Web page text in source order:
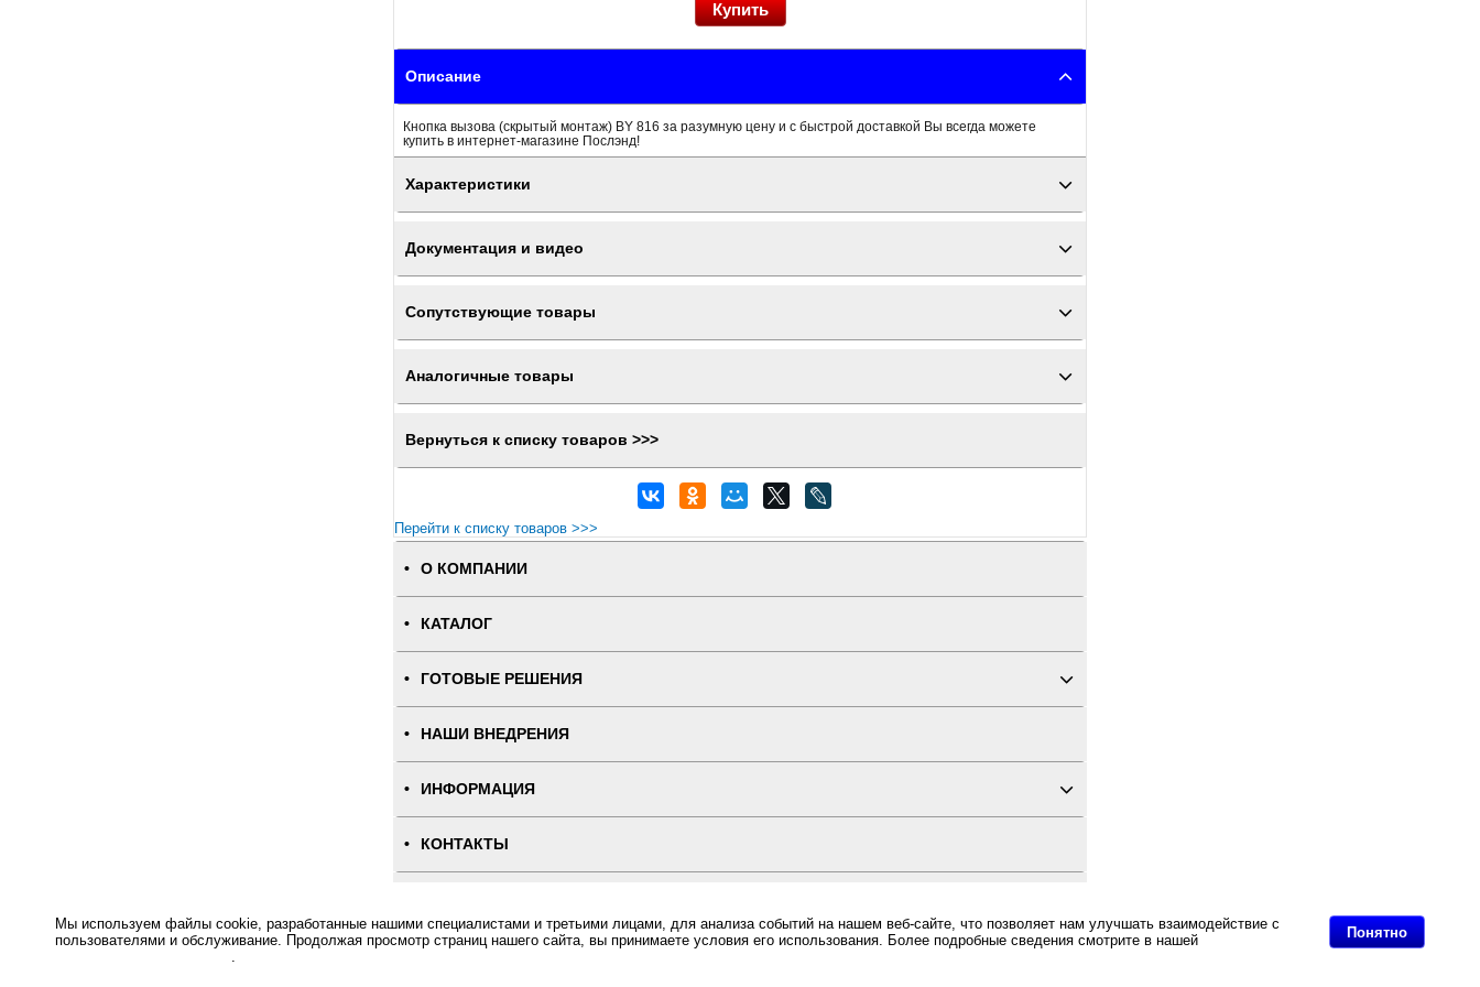
Понятно
Мы используем файлы cookie, разработанные нашими специалистами и третьими лицами, для анализа событий на нашем веб-сайте, что позволяет нам улучшать взаимодействие с
пользователями и обслуживание. Продолжая просмотр страниц нашего сайта, вы принимаете условия его использования. Более подробные сведения смотрите в нашей
.
Описание
Кнопка вызова (скрытый монтаж) BY 816 за разумную цену и с быстрой доставкой Вы всегда можете
купить в интернет-магазине Послэнд!
Характеристики
Документация и видео
Сопутствующие товары
Аналогичные товары
Вернуться к списку товаров >>>
Перейти к списку товаров >>>
О КОМПАНИИ
КАТАЛОГ
ГОТОВЫЕ РЕШЕНИЯ
НАШИ ВНЕДРЕНИЯ
ИНФОРМАЦИЯ
КОНТАКТЫ
Интернет-магазин "ПОСЛЭНД" - торгового оборудования, оборудования для автоматизации общепита и торговли, расходных материалов